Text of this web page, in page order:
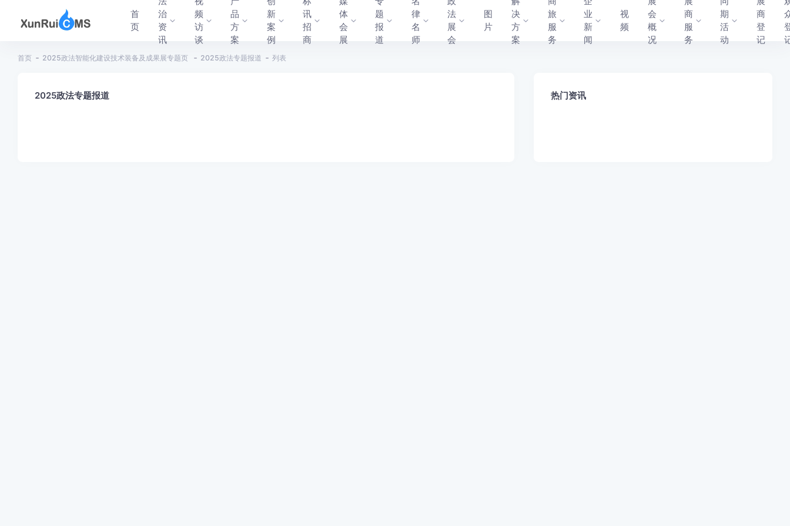
首
页
治
资
讯
频
访
谈
品
方
案
新
案
例
讯
招
商
体
会
展
题
报
道
律
名
师
法
展
会
图
片
决
方
案
旅
服
务
业
新
闻
视
频
会
概
况
商
服
务
期
活
动
商
登
记
首页 2025政法智能化建设技术装备及成果展专题页 2025政法专题报道 列表
2025政法专题报道 热门资讯